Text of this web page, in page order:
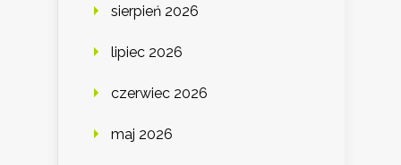
sierpień 2026
lipiec 2026
czerwiec 2026
maj 2026